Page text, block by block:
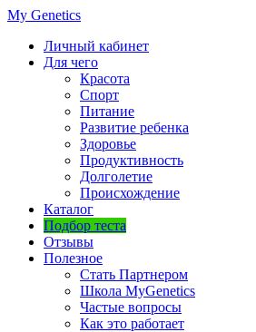
My Genetics
Личный кабинет
Для чего
Красота
Спорт
Питание
Развитие ребенка
Здоровье
Продуктивность
Долголетие
Происхождение
Каталог
Подбор теста
Отзывы
Полезное
Стать Партнером
Школа MyGenetics
Частые вопросы
Как это работает